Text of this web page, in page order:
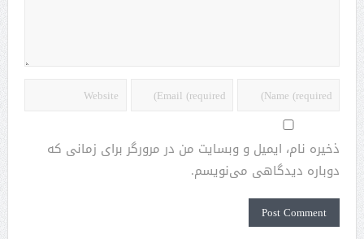
ذخیره نام، ایمیل و وبسایت من در مرورگر برای زمانی که
دوباره دیدگاهی می‌نویسم.